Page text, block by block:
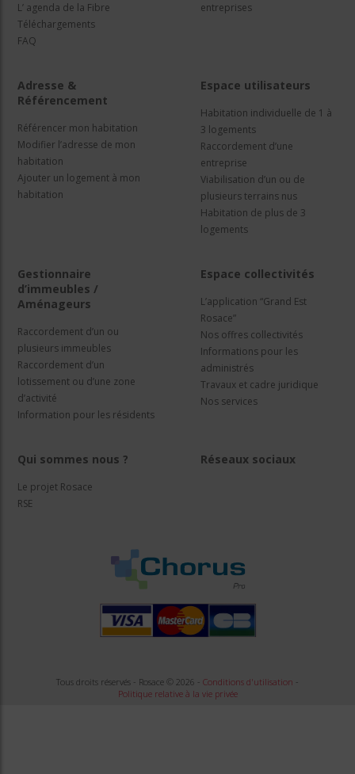
L’ agenda de la Fibre
Téléchargements
FAQ
entreprises
Adresse &
Référencement
Référencer mon habitation
Modifier l’adresse de mon
habitation
Ajouter un logement à mon
habitation
Espace utilisateurs
Habitation individuelle de 1 à
3 logements
Raccordement d’une
entreprise
Viabilisation d’un ou de
plusieurs terrains nus
Habitation de plus de 3
logements
Gestionnaire
d’immeubles /
Aménageurs
Raccordement d’un ou
plusieurs immeubles
Raccordement d’un
lotissement ou d’une zone
d’activité
Information pour les résidents
Espace collectivités
L’application “Grand Est
Rosace”
Nos offres collectivités
Informations pour les
administrés
Travaux et cadre juridique
Nos services
Qui sommes nous ?
Le projet Rosace
RSE
Réseaux sociaux
Tous droits réservés - Rosace © 2026 - Conditions d'utilisation -
Politique relative à la vie privée